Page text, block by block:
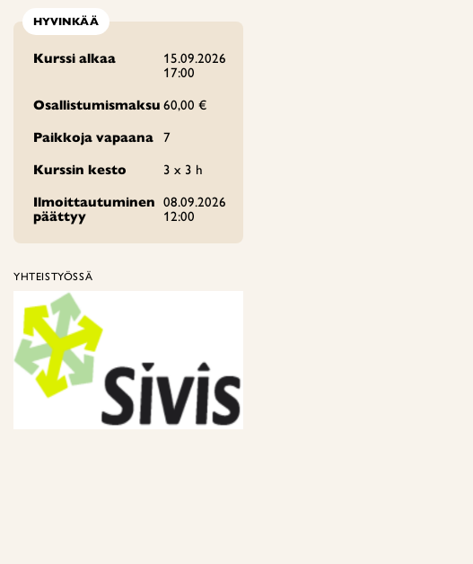
HYVINKÄÄ
Kurssi alkaa
15.09.2026
17:00
Osallistumismaksu 60,00 €
Paikkoja vapaana
7
Kurssin kesto
3 x 3 h
Ilmoittautuminen
päättyy
08.09.2026
12:00
YHTEISTYÖSSÄ